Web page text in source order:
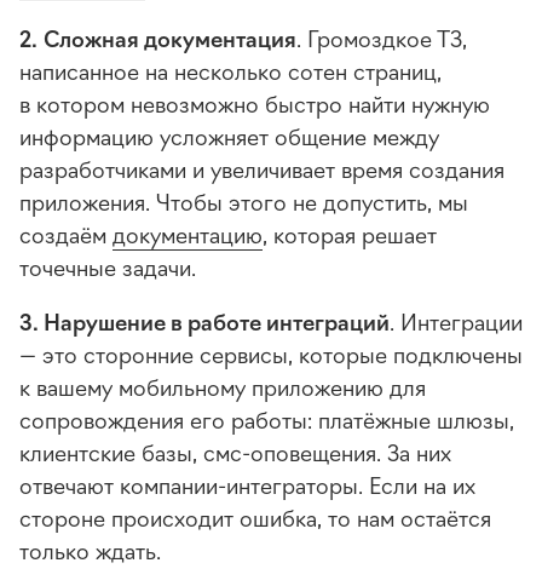
2. Сложная документация. Громоздкое ТЗ,
написанное на несколько сотен страниц,
в котором невозможно быстро найти нужную
информацию усложняет общение между
разработчиками и увеличивает время создания
приложения. Чтобы этого не допустить, мы
создаём документацию, которая решает
точечные задачи.
3. Нарушение в работе интеграций. Интеграции
— это сторонние сервисы, которые подключены
к вашему мобильному приложению для
сопровождения его работы: платёжные шлюзы,
клиентские базы, смс-оповещения. За них
отвечают компании-интеграторы. Если на их
стороне происходит ошибка, то нам остаётся
только ждать.